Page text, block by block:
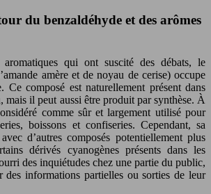
du benzaldéhyde et des arômes
qui ont suscité des débats, le
amère et de noyau de cerise) occupe
Ce composé est naturellement présent dans
mais il peut aussi être produit par synthèse. À
comme sûr et largement utilisé pour
boissons et confiseries. Cependant, sa
d’autres composés potentiellement plus
dérivés cyanogènes présents dans les
des inquiétudes chez une partie du public,
des informations partielles ou sorties de leur